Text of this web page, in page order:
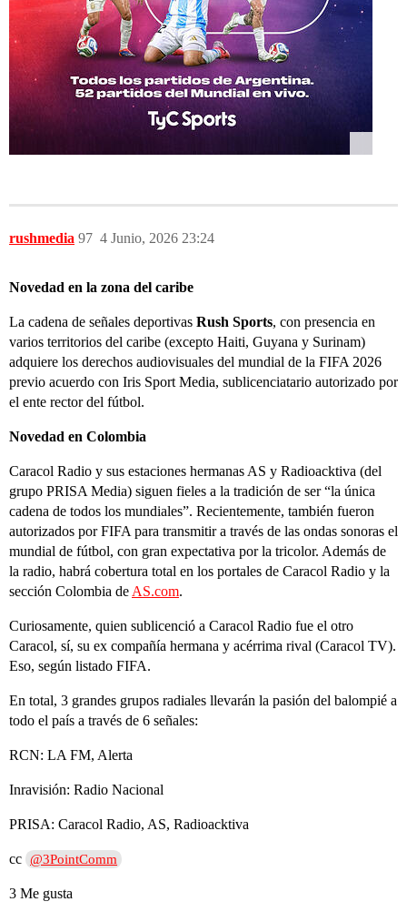
rushmedia 4 Junio, 2026 23:24
97
Novedad en la zona del caribe
La cadena de señales deportivas Rush Sports, con presencia en
varios territorios del caribe (excepto Haiti, Guyana y Surinam)
adquiere los derechos audiovisuales del mundial de la FIFA 2026
previo acuerdo con Iris Sport Media, sublicenciatario autorizado por
el ente rector del fútbol.
Novedad en Colombia
Caracol Radio y sus estaciones hermanas AS y Radioacktiva (del
grupo PRISA Media) siguen fieles a la tradición de ser “la única
cadena de todos los mundiales”. Recientemente, también fueron
autorizados por FIFA para transmitir a través de las ondas sonoras el
mundial de fútbol, con gran expectativa por la tricolor. Además de
la radio, habrá cobertura total en los portales de Caracol Radio y la
sección Colombia de AS.com.
Curiosamente, quien sublicenció a Caracol Radio fue el otro
Caracol, sí, su ex compañía hermana y acérrima rival (Caracol TV).
Eso, según listado FIFA.
En total, 3 grandes grupos radiales llevarán la pasión del balompié a
todo el país a través de 6 señales:
RCN: LA FM, Alerta
Inravisión: Radio Nacional
PRISA: Caracol Radio, AS, Radioacktiva
cc @3PointComm
3 Me gusta